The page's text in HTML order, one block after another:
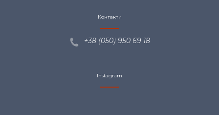
Контакти
+38 (050) 950 69 18
Instagram